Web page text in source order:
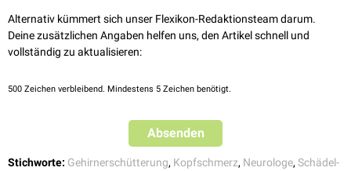
Alkohol
Alternativ kümmert sich unser Flexikon-Redaktionsteam darum.
Deine zusätzlichen Angaben helfen uns, den Artikel schnell und
vollständig zu aktualisieren:
500 Zeichen verbleibend. Mindestens 5 Zeichen benötigt.
Absenden
Stichworte: Gehirnerschütterung, Kopfschmerz, Neurologe, Schädel-